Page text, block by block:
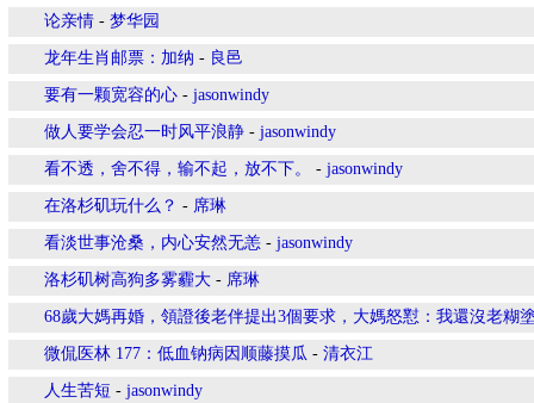
论亲情 - 梦华园
龙年生肖邮票：加纳 - 良邑
要有一颗宽容的心 - jasonwindy
做人要学会忍一时风平浪静 - jasonwindy
看不透，舍不得，输不起，放不下。 - jasonwindy
在洛杉矶玩什么？ - 席琳
看淡世事沧桑，内心安然无恙 - jasonwindy
洛杉矶树高狗多雾霾大 - 席琳
68歲大媽再婚，領證後老伴提出3個要求，大媽怒懟：我還沒老糊
微侃医林 177：低血钠病因顺藤摸瓜 - 清衣江
人生苦短 - jasonwindy